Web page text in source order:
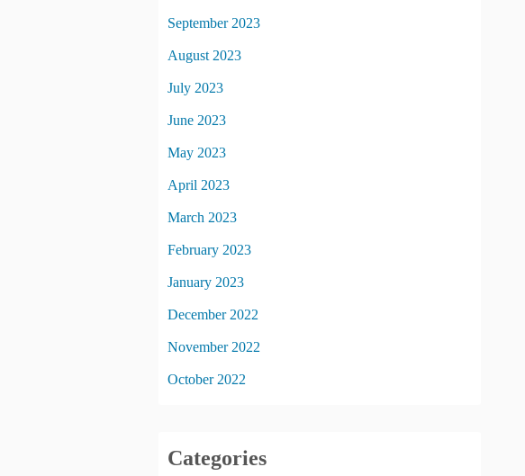
September 2023
August 2023
July 2023
June 2023
May 2023
April 2023
March 2023
February 2023
January 2023
December 2022
November 2022
October 2022
Categories